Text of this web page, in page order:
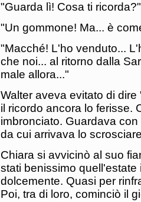
"Guarda lì! Cosa ti ricorda?"
"Un gommone! Ma... è
"Macché! L'ho venduto...
che noi... al ritorno dalla
male allora..."
Walter aveva evitato di
il ricordo ancora lo ferisse.
imbronciato. Guardava
da cui arrivava lo
Chiara si avvicinò al suo
stati benissimo
dolcemente. Quasi per
Poi, tra di loro, cominciò il